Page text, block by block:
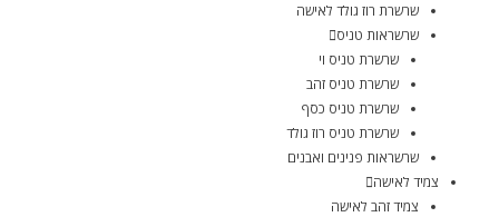
שרשרת רוז גולד לאישה
שרשראות טניס
שרשרת טניס וי
שרשרת טניס זהב
שרשרת טניס כסף
שרשרת טניס רוז גולד
שרשראות פנינים ואבנים
צמיד לאישה
צמיד זהב לאישה